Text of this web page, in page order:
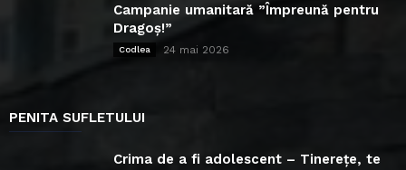
Campanie umanitară ”Împreună pentru
Dragoș!”
Codlea 24 mai 2026
PENITA SUFLETULUI
Crima de a fi adolescent – Tinerețe, te